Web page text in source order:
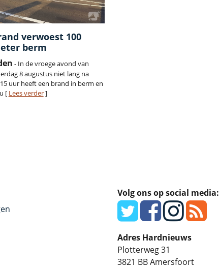
verwoest 100
berm
- In de vroege avond van
8 augustus niet lang na
uur heeft een brand in berm en
[ Lees verder]
Volg ons op social media:
Adres Hardnieuws
Plotterweg 31
3821 BBAmersfoort